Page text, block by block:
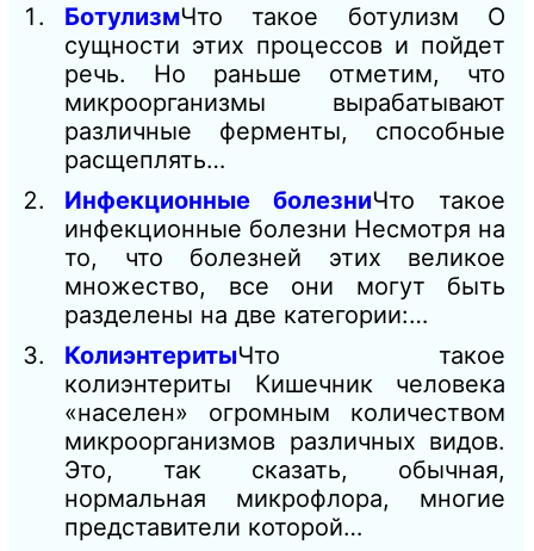
БотулизмЧто такое ботулизм О
сущности этих процессов и пойдет
речь. Но раньше отметим, что
микроорганизмы вырабатывают
различные ферменты, способные
расщеплять…
Инфекционные болезниЧто такое
инфекционные болезни Несмотря на
то, что болезней этих великое
множество, все они могут быть
разделены на две категории:…
КолиэнтеритыЧто такое
колиэнтериты Кишечник человека
«населен» огромным количеством
микроорганизмов различных видов.
Это, так сказать, обычная,
нормальная микрофлора, многие
представители которой…